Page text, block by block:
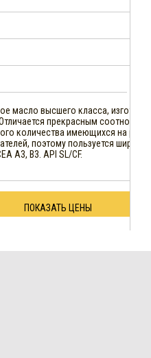
масло высшего класса,
прекрасным
количества имеющихся на
поэтому пользуется
A3, B3. API SL/CF.
ПОКАЗАТЬ ЦЕНЫ